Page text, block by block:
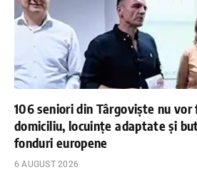
106 seniori din Târgoviște nu
domiciliu, locuințe adaptate și
fonduri europene
6 AUGUST 2026